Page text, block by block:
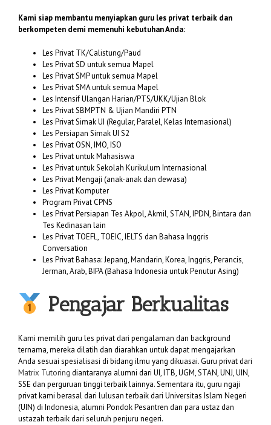
Kami siap membantu menyiapkan guru les privat terbaik dan
berkompeten demi memenuhi kebutuhan Anda:
Les Privat TK/Calistung/Paud
Les Privat SD untuk semua Mapel
Les Privat SMP untuk semua Mapel
Les Privat SMA untuk semua Mapel
Les Intensif Ulangan Harian/PTS/UKK/Ujian Blok
Les Privat SBMPTN & Ujian Mandiri PTN
Les Privat Simak UI (Regular, Paralel, Kelas Internasional)
Les Persiapan Simak UI S2
Les Privat OSN, IMO, ISO
Les Privat untuk Mahasiswa
Les Privat untuk Sekolah Kurikulum Internasional
Les Privat Mengaji (anak-anak dan dewasa)
Les Privat Komputer
Program Privat CPNS
Les Privat Persiapan Tes Akpol, Akmil, STAN, IPDN, Bintara dan
Tes Kedinasan lain
Les Privat TOEFL, TOEIC, IELTS dan Bahasa Inggris
Conversation
Les Privat Bahasa: Jepang, Mandarin, Korea, Inggris, Perancis,
Jerman, Arab, BIPA (Bahasa Indonesia untuk Penutur Asing)
Pengajar Berkualitas
Kami memilih guru les privat dari pengalaman dan background
ternama, mereka dilatih dan diarahkan untuk dapat mengajarkan
Anda sesuai spesialisasi di bidang ilmu yang dikuasai. Guru privat dari
Matrix Tutoring diantaranya alumni dari UI, ITB, UGM, STAN, UNJ, UIN,
SSE dan perguruan tinggi terbaik lainnya. Sementara itu, guru ngaji
privat kami berasal dari lulusan terbaik dari Universitas Islam Negeri
(UIN) di Indonesia, alumni Pondok Pesantren dan para ustaz dan
ustazah terbaik dari seluruh penjuru negeri.